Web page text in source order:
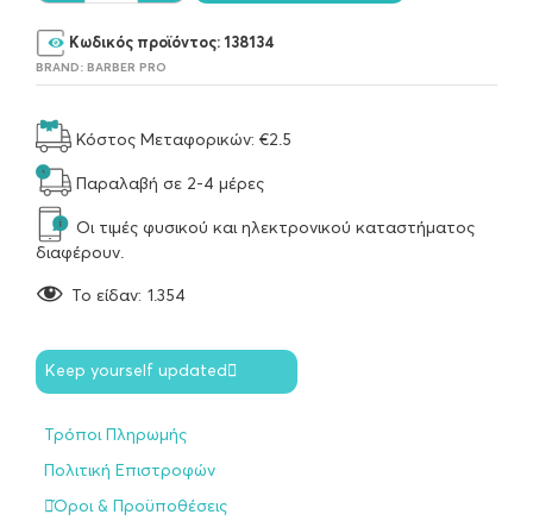
Κωδικός προϊόντος: 138134
BRAND: BARBER PRO
Κόστος Μεταφορικών: €2.5
Παραλαβή σε 2-4 μέρες
Οι τιμές φυσικού και ηλεκτρονικού καταστήματος
διαφέρουν.
To είδαν: 1.354
Keep yourself updated
Τρόποι Πληρωμής
Πολιτική Επιστροφών
Όροι & Προϋποθέσεις